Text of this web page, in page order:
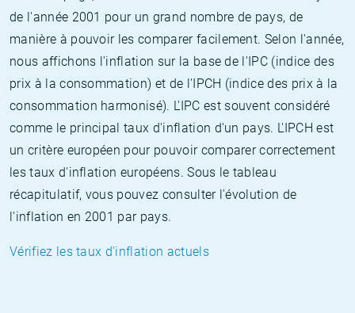
de l'année 2001 pour un grand nombre de pays, de
manière à pouvoir les comparer facilement. Selon l'année,
nous affichons l'inflation sur la base de l'IPC (indice des
prix à la consommation) et de l'IPCH (indice des prix à la
consommation harmonisé). L'IPC est souvent considéré
comme le principal taux d'inflation d'un pays. L'IPCH est
un critère européen pour pouvoir comparer correctement
les taux d'inflation européens. Sous le tableau
récapitulatif, vous pouvez consulter l'évolution de
l'inflation en 2001 par pays.
Vérifiez les taux d'inflation actuels